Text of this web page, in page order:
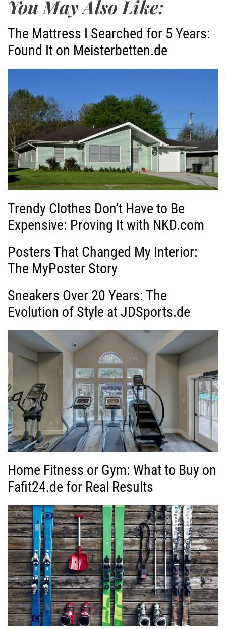
You May Also Like:
The Mattress I Searched for 5 Years:
Found It on Meisterbetten.de
Trendy Clothes Don’t Have to Be
Expensive: Proving It with NKD.com
Posters That Changed My Interior:
The MyPoster Story
Sneakers Over 20 Years: The
Evolution of Style at JDSports.de
Home Fitness or Gym: What to Buy on
Fafit24.de for Real Results